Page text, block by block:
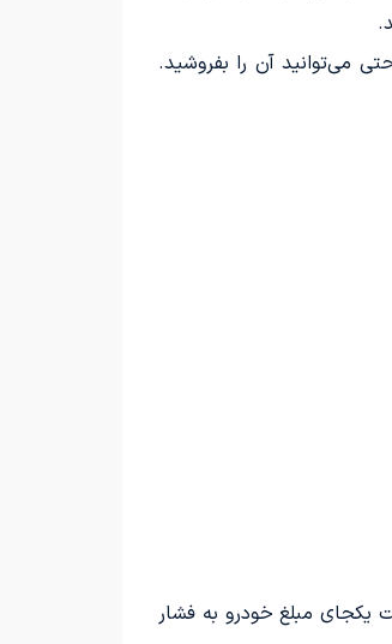
به‌راحتی می‌توانید آن را بفروشید.
یکجای مبلغ خودرو به فشار